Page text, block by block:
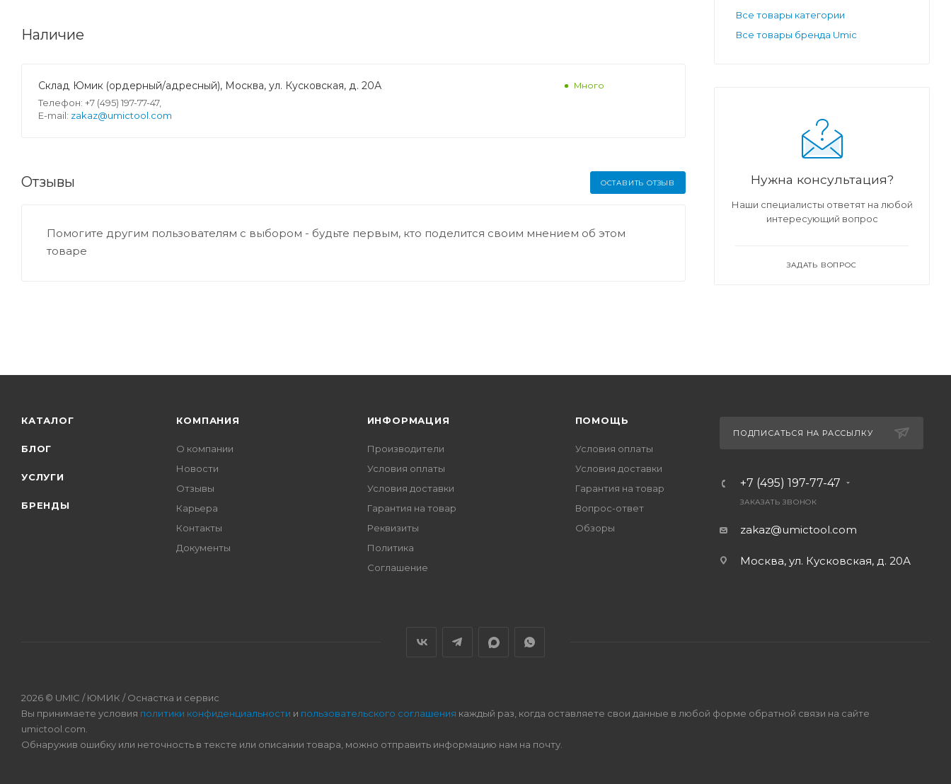
Наличие
Склад Юмик (ордерный/адресный), Москва, ул. Кусковская, д. 20А
Телефон: +7 (495) 197-77-47,
E-mail: zakaz@umictool.com
Много
Отзывы ОСТАВИТЬ ОТЗЫВ
Помогите другим пользователям с выбором - будьте первым, кто поделится своим мнением об этом
товаре
Все товары категории
Все товары бренда Umic
Нужна консультация?
Наши специалисты ответят на любой
интересующий вопрос
ЗАДАТЬ ВОПРОС
КАТАЛОГ
БЛОГ
УСЛУГИ
БРЕНДЫ
КОМПАНИЯ
О компании
Новости
Отзывы
Карьера
Контакты
Документы
ИНФОРМАЦИЯ
Производители
Условия оплаты
Условия доставки
Гарантия на товар
Реквизиты
Политика
Соглашение
ПОМОЩЬ
Условия оплаты
Условия доставки
Гарантия на товар
Вопрос-ответ
Обзоры
ПОДПИСАТЬСЯ НА РАССЫЛКУ
+7 (495) 197-77-47
ЗАКАЗАТЬ ЗВОНОК
zakaz@umictool.com
Москва, ул. Кусковская, д. 20А
2026 © UMIC / ЮМИК / Оснастка и сервис
Вы принимаете условия политики конфиденциальности и пользовательского соглашения каждый раз, когда оставляете свои данные в любой форме обратной связи на сайте
umictool.com.
Обнаружив ошибку или неточность в тексте или описании товара, можно отправить информацию нам на почту.